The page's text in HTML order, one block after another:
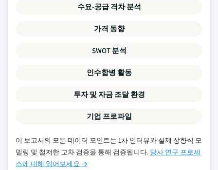
수요-공급 격차 분석
가격 동향
SWOT 분석
인수합병 활동
투자 및 자금 조달 환경
기업 프로파일
이 보고서의 모든 데이터 포인트는 1차 인터뷰와 실제 상향식 모
델링 및 철저한 교차 검증을 통해 검증됩니다. 당사 연구 프로세
스에 대해 읽어보세요 →